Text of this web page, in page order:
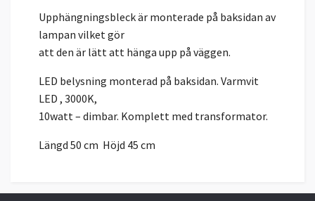
Upphängningsbleck är monterade på baksidan av
lampan vilket gör
att den är lätt att hänga upp på väggen.
LED belysning monterad på baksidan. Varmvit
LED , 3000K,
10watt – dimbar. Komplett med transformator.
Längd 50 cm Höjd 45 cm